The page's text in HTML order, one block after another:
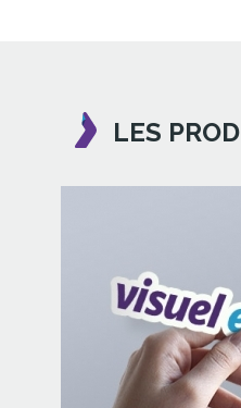
LES